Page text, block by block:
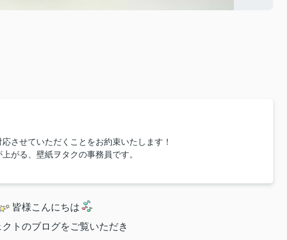
させていただくことをお約束いたします！
がる、壁紙ヲタクの事務員です。
皆様こんにちは
トのブログをご覧いただき